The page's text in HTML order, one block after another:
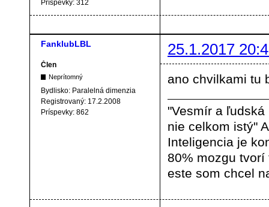
Príspevky: 312
FanklubLBL 25.1.2017
Člen
Neprítomný
Bydlisko: Paralelná dimenzia
Registrovaný: 17.2.2008
Príspevky: 862
ano chvilkami tu
"Vesmír a
nie celkom istý"
Inteligencia je
80% mozgu
este som chcel